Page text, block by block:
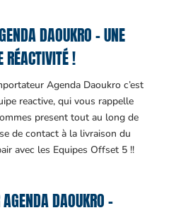
DAOUKRO – UNE
RÉACTIVITÉ !
Agenda Daoukro c’est
reactive, qui vous rappelle
present tout au long de
de contact à la livraison du
avec les Equipes Offset 5 !!
DAOUKRO –